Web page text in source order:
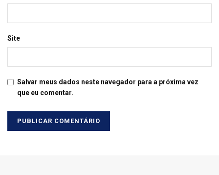
Site
Salvar meus dados neste navegador para a próxima vez
que eu comentar.